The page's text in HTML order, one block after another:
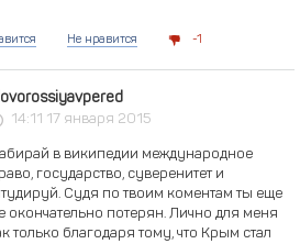
Не нравится 1
14:11 17 января 2015
в википедии международное
государство, суверенитет и
Судя по твоим коментам ты еще
окончательно потерян. Лично для меня
только благодаря тому, что Крым стал